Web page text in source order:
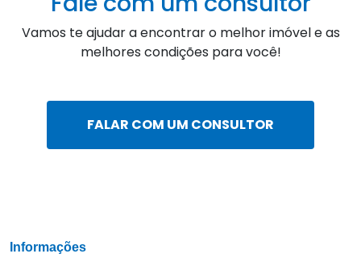
Vamos te ajudar a encontrar o melhor imóvel e as
melhores condições para você!
FALAR COM UM CONSULTOR
Informações